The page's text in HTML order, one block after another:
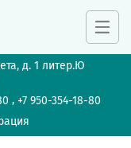
д. 1 литер.Ю
,+7 950-354-18-80